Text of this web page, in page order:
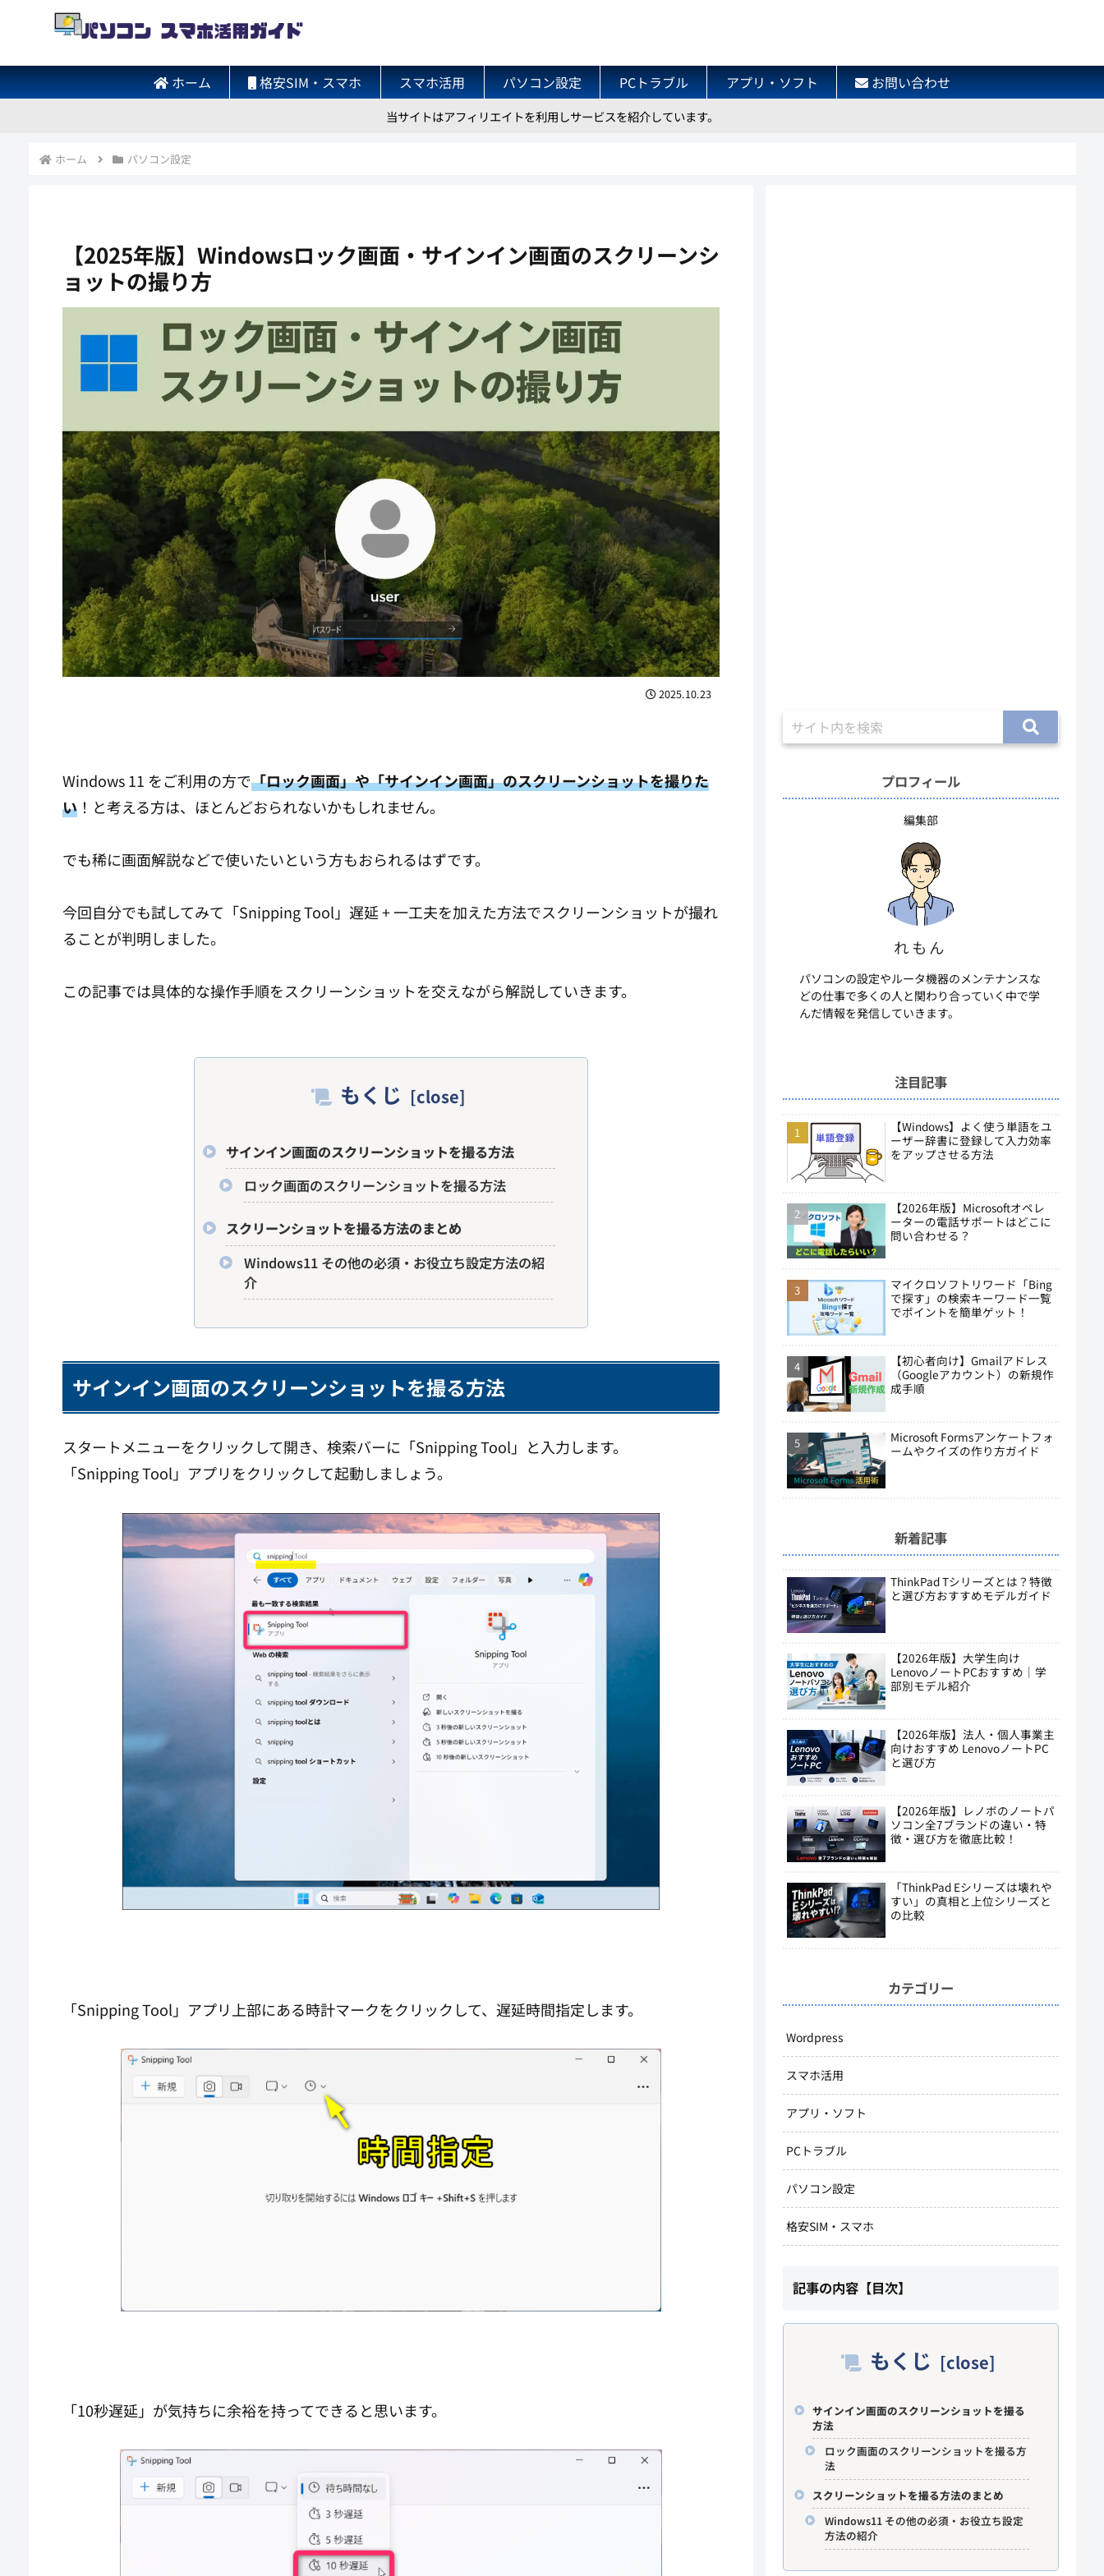
ホーム 格安SIM・スマホ スマホ活用 パソコン設定 PCトラブル アプリ・ソフト お問い合わせ
当サイトはアフィリエイトを利用しサービスを紹介しています。
ホーム パソコン設定
【2025年版】Windowsロック画面・サインイン画面のスクリーンシ
ョットの撮り方
2025.10.23
Windows 11 をご利用の方で「ロック画面」や「サインイン画面」のスクリーンショットを撮りた
い！と考える方は、ほとんどおられないかもしれません。
でも稀に画面解説などで使いたいという方もおられるはずです。
今回自分でも試してみて「Snipping Tool」遅延 + 一工夫を加えた方法でスクリーンショットが撮れ
ることが判明しました。
この記事では具体的な操作手順をスクリーンショットを交えながら解説していきます。
もくじ
サインイン画面のスクリーンショットを撮る方法
ロック画面のスクリーンショットを撮る方法
スクリーンショットを撮る方法のまとめ
Windows11 その他の必須・お役立ち設定方法の紹
介
サインイン画面のスクリーンショットを撮る方法
スタートメニューをクリックして開き、検索バーに「Snipping Tool」と入力します。
「Snipping Tool」アプリをクリックして起動しましょう。
「Snipping Tool」アプリ上部にある時計マークをクリックして、遅延時間指定します。
「10秒遅延」が気持ちに余裕を持ってできると思います。
プロフィール
編集部
れもん
パソコンの設定やルータ機器のメンテナンスな
どの仕事で多くの人と関わり合っていく中で学
んだ情報を発信していきます。
注目記事
【Windows】よく使う単語をユ
ーザー辞書に登録して入力効率
をアップさせる方法
【2026年版】Microsoftオペレ
ーターの電話サポートはどこに
問い合わせる？
マイクロソフトリワード「Bing
で探す」の検索キーワード一覧
でポイントを簡単ゲット！
【初心者向け】Gmailアドレス
（Googleアカウント）の新規作
成手順
Microsoft Formsアンケートフォ
ームやクイズの作り方ガイド
新着記事
ThinkPad Tシリーズとは？特徴
と選び方おすすめモデルガイド
【2026年版】大学生向け
LenovoノートPCおすすめ｜学
部別モデル紹介
【2026年版】法人・個人事業主
向けおすすめ LenovoノートPC
と選び方
【2026年版】レノボのノートパ
ソコン全7ブランドの違い・特
徴・選び方を徹底比較！
「ThinkPad Eシリーズは壊れや
すい」の真相と上位シリーズと
の比較
カテゴリー
Wordpress
スマホ活用
アプリ・ソフト
PCトラブル
パソコン設定
格安SIM・スマホ
記事の内容【目次】
もくじ
サインイン画面のスクリーンショットを撮る
方法
ロック画面のスクリーンショットを撮る方
法
スクリーンショットを撮る方法のまとめ
Windows11 その他の必須・お役立ち設定
方法の紹介